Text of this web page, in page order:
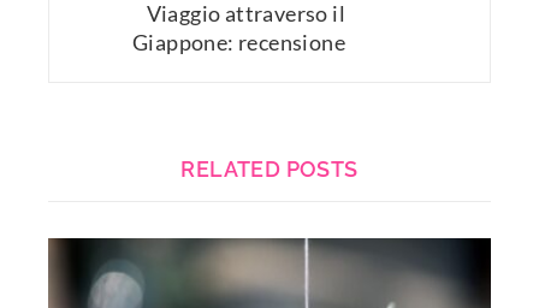
Viaggio attraverso il
Giappone: recensione
RELATED POSTS